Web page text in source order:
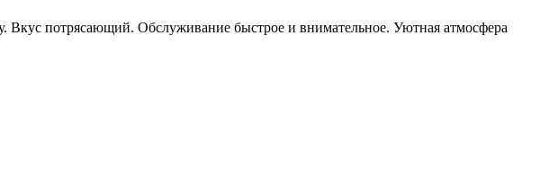
Вкус потрясающий. Обслуживание быстрое и внимательное. Уютная атмосфера